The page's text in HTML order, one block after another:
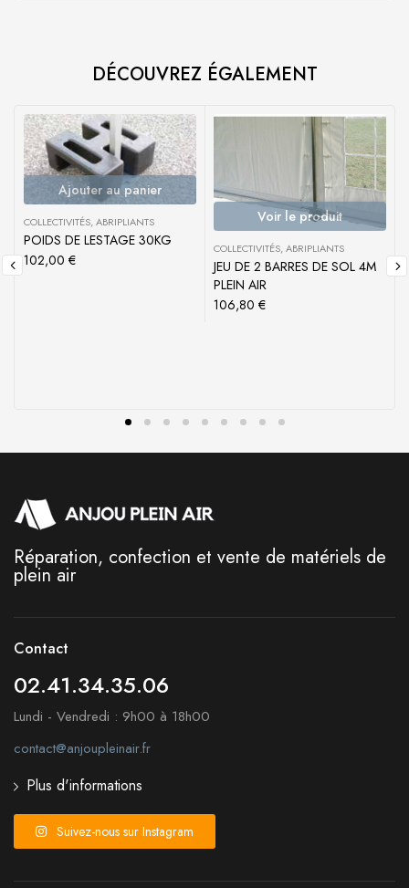
DÉCOUVREZ ÉGALEMENT
Ajouter au panier
COLLECTIVITÉS,ABRIPLIANTS
POIDS DE LESTAGE 30KG
102,00 €
Voir le produit
COLLECTIVITÉS,ABRIPLIANTS
JEU DE 2 BARRES DE SOL 4M
PLEIN AIR
106,80 €
Réparation, confection et vente de matériels de
plein air
Contact
02.41.34.35.06
Lundi - Vendredi : 9h00 à 18h00
contact@anjoupleinair.fr
Plus d'informations
Suivez-nous sur Instagram